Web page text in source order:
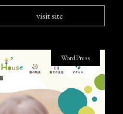
visit site
WordPress